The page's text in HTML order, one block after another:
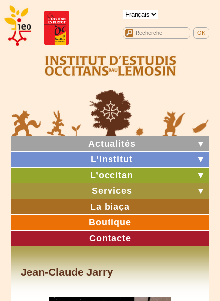
Actualités
▼
L’Institut
▼
L’occitan
▼
Services
▼
La biaça
Boutique
Contacte
Jean-Claude Jarry